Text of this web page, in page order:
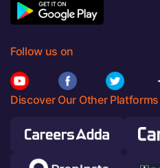
Follow us on
Discover Our Other Platforms